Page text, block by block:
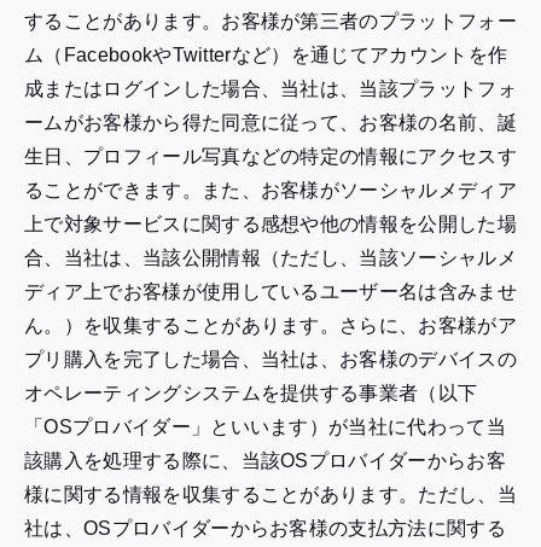
することがあります。お客様が第三者のプラットフォー
ム（FacebookやTwitterなど）を通じてアカウントを作
成またはログインした場合、当社は、当該プラットフォ
ームがお客様から得た同意に従って、お客様の名前、誕
生日、プロフィール写真などの特定の情報にアクセスす
ることができます。また、お客様がソーシャルメディア
上で対象サービスに関する感想や他の情報を公開した場
合、当社は、当該公開情報（ただし、当該ソーシャルメ
ディア上でお客様が使用しているユーザー名は含みませ
ん。）を収集することがあります。さらに、お客様がア
プリ購入を完了した場合、当社は、お客様のデバイスの
オペレーティングシステムを提供する事業者（以下
「OSプロバイダー」といいます）が当社に代わって当
該購入を処理する際に、当該OSプロバイダーからお客
様に関する情報を収集することがあります。ただし、当
社は、OSプロバイダーからお客様の支払方法に関する